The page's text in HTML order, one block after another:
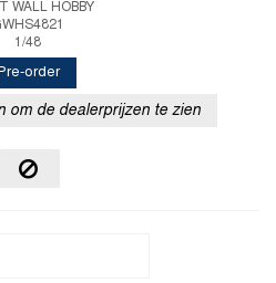
WALL HOBBY
1/48
Pre-order
om de dealerprijzen te zien